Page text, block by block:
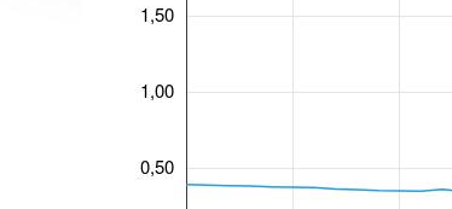
0,50
1,00
1,50